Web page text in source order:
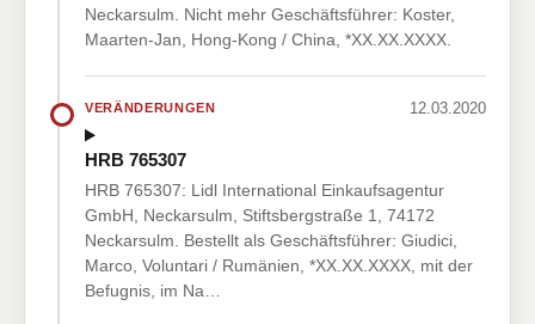
Neckarsulm. Nicht mehr Geschäftsführer: Koster,
Maarten-Jan, Hong-Kong / China, *XX.XX.XXXX.
VERÄNDERUNGEN 12.03.2020
HRB 765307
HRB 765307: Lidl International Einkaufsagentur
GmbH, Neckarsulm, Stiftsbergstraße 1, 74172
Neckarsulm. Bestellt als Geschäftsführer: Giudici,
Marco, Voluntari / Rumänien, *XX.XX.XXXX, mit der
Befugnis, im Na…